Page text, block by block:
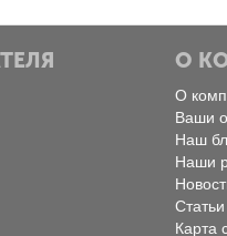
О
О
Ваши
Наш
Наши
Карта